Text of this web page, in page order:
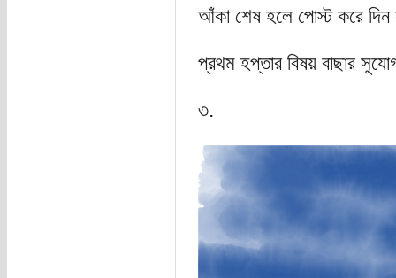
আঁকা শেষ হলে পোস্ট করে
প্রথম হপ্তার বিষয় বাছার
৩.